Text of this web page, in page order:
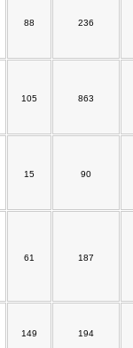
88 236
105 863
15 90
61 187
149 194